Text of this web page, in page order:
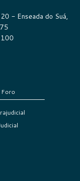
- Enseada do Suá,
Foro